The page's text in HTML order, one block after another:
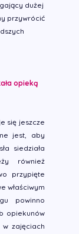
dużej
przywrócić
opieką
się jeszcze
jest, aby
siedziała
również
przypięte
właściwym
powinno
opiekunów
zajęciach